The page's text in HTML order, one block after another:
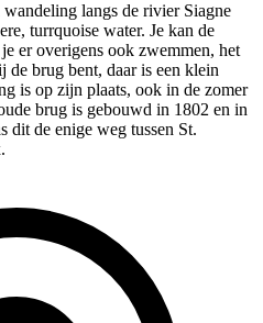
langs de rivier Siagne
turrquoise water. Je kan de
er overigens ook zwemmen, het
de brug bent, daar is een klein
is op zijn plaats, ook in de zomer
brug is gebouwd in 1802 en in
dit de enige weg tussen St.